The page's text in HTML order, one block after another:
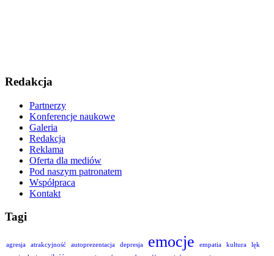
Redakcja
Partnerzy
Konferencje naukowe
Galeria
Redakcja
Reklama
Oferta dla mediów
Pod naszym patronatem
Współpraca
Kontakt
Tagi
agresja atrakcyjność autoprezentacja depresja emocje empatia kultura
lęk